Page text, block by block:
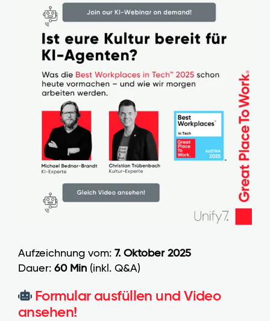
Aufzeichnung vom: 7. Oktober 2025
Dauer: 60 Min (inkl. Q&A)
Formular ausfüllen und Video
ansehen!